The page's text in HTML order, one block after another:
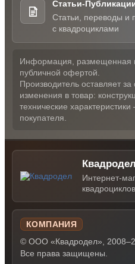
Статьи-
Статьи, переводы и
с квадроциклами
Информация, размещенная
публичной офертой.
Производитель оставляет
изменения в товар:
технические
покупателя.
Квадродел
Интернет-
квадроциклов
КОМПАНИЯ
© ООО «Квадродел»,
Все права защищены.